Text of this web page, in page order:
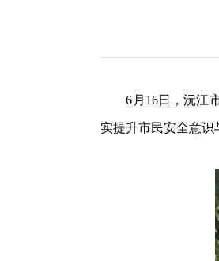
6月16日，沅江市
实提升市民安全意识